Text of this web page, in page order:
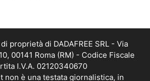
proprietà di DADAFREE SRL - Via
00141 Roma (RM) - Codice Fiscale
I.V.A. 02120340670
non è una testata giornalistica, in